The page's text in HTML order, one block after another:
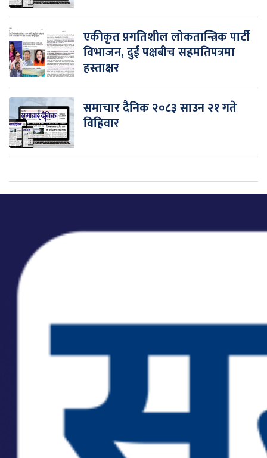
एकीकृत प्रगतिशील लोकतान्त्रिक पार्टी
विभाजन, दुई पक्षबीच सहमतिपत्रमा
हस्ताक्षर
समाचार दैनिक २०८३ साउन २१ गते
विहिवार